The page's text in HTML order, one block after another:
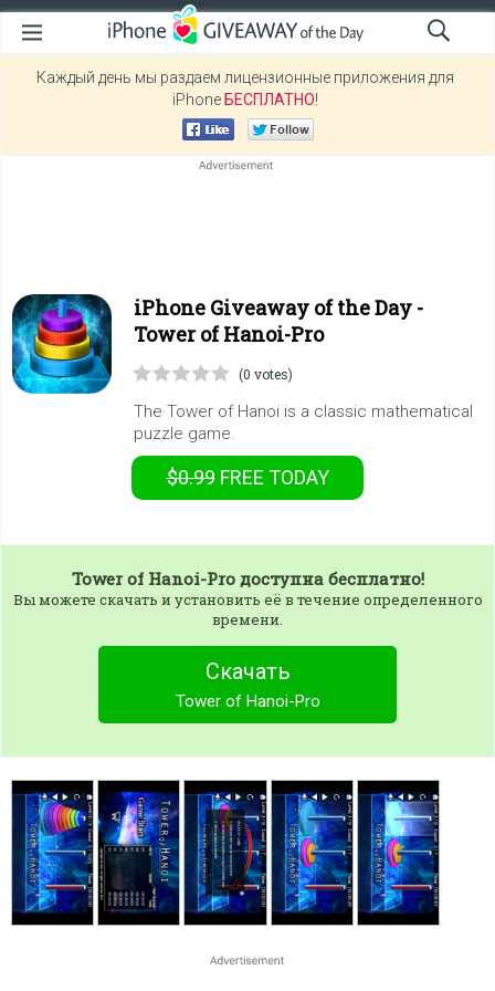
Каждый день мы раздаем лицензионные приложения для
iPhone БЕСПЛАТНО!
iPhone Giveaway of the Day -
Tower of Hanoi-Pro
(0 votes)
The Tower of Hanoi is a classic mathematical
puzzle game.
$0.99 FREE TODAY
Tower of Hanoi-Proдоступна бесплатно!
Вы можете скачать и установить её в течение определенного
времени.
Скачать
Tower of Hanoi-Pro